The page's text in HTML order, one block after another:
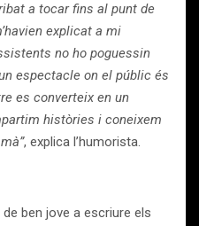
a tocar fins al punt de
explicat a mi
no ho poguessin
espectacle on el públic és
es converteix en un
històries i coneixem
, explica l’humorista.
ben jove a escriure els